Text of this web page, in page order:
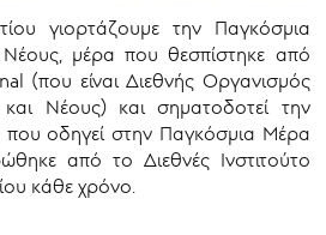
γιορτάζουμε την Παγκόσμια
μέρα που θεσπίστηκε από
(που είναι Διεθνής Οργανισμός
Νέους) και σηματοδοτεί την
οδηγεί στην Παγκόσμια Μέρα
από το Διεθνές Ινστιτούτο
κάθε χρόνο.